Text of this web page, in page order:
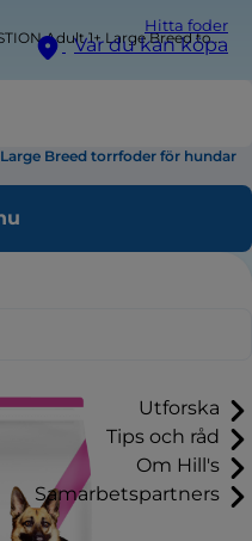
Hitta foder
Var du kan köpa
Utforska
Tips och råd
Om Hill's
Samarbetspartners
1+ Large Breed torrfoder för hundar
Large Breed torrfoder för hundar